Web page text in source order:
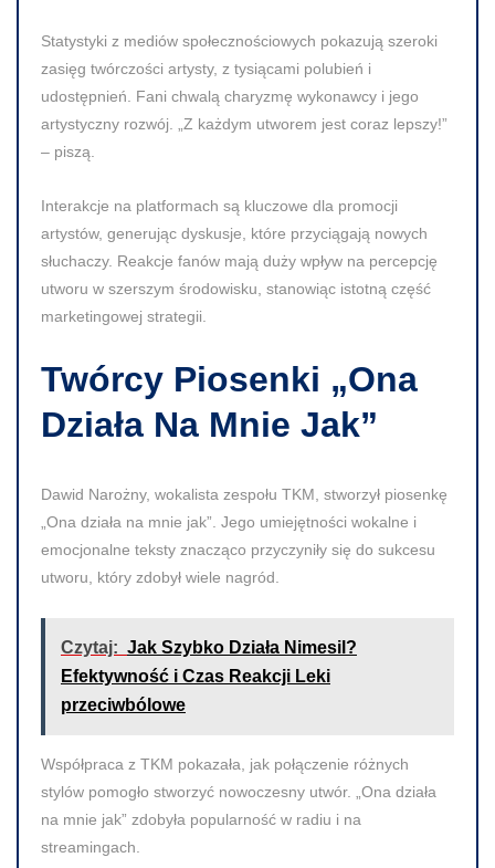
Statystyki z mediów społecznościowych pokazują szeroki
zasięg twórczości artysty, z tysiącami polubień i
udostępnień. Fani chwalą charyzmę wykonawcy i jego
artystyczny rozwój. „Z każdym utworem jest coraz lepszy!”
– piszą.
Interakcje na platformach są kluczowe dla promocji
artystów, generując dyskusje, które przyciągają nowych
słuchaczy. Reakcje fanów mają duży wpływ na percepcję
utworu w szerszym środowisku, stanowiąc istotną część
marketingowej strategii.
Twórcy Piosenki „Ona
Działa Na Mnie Jak”
Dawid Narożny, wokalista zespołu TKM, stworzył piosenkę
„Ona działa na mnie jak”. Jego umiejętności wokalne i
emocjonalne teksty znacząco przyczyniły się do sukcesu
utworu, który zdobył wiele nagród.
Czytaj: Jak Szybko Działa Nimesil?
Efektywność i Czas Reakcji Leki
przeciwbólowe
Współpraca z TKM pokazała, jak połączenie różnych
stylów pomogło stworzyć nowoczesny utwór. „Ona działa
na mnie jak” zdobyła popularność w radiu i na
streamingach.